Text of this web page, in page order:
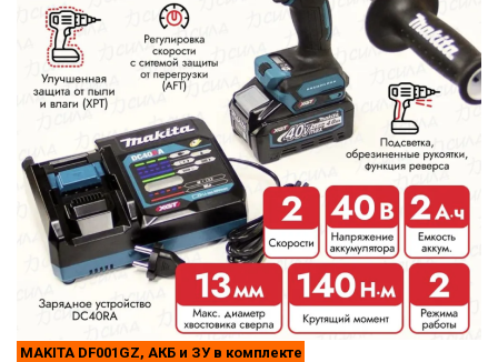
MAKITA DF001GZ, АКБ и ЗУ в комплекте